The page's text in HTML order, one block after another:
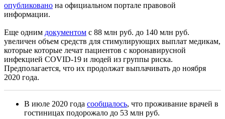
опубликовано на официальном портале правовой
информации.
Еще одним документом с 88 млн руб. до 140 млн руб.
увеличен объем средств для стимулирующих выплат медикам,
которые которые лечат пациентов с коронавирусной
инфекцией COVID-19 и людей из группы риска.
Предполагается, что их продолжат выплачивать до ноября
2020 года.
В июле 2020 года сообщалось, что проживание врачей в
гостиницах подорожало до 53 млн руб.